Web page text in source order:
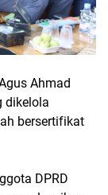
Ahmad
dikelola
bersertifikat
DPRD